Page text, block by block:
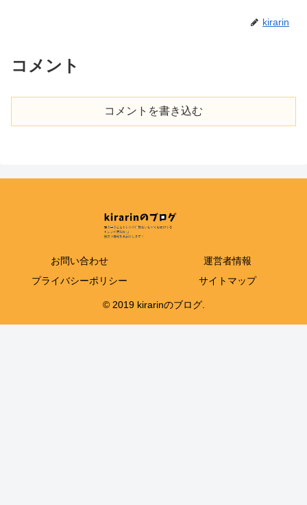
kirarin
コメント
コメントを書き込む
お問い合わせ
運営者情報
プライバシーポリシー
サイトマップ
© 2019 kirarinのブログ.